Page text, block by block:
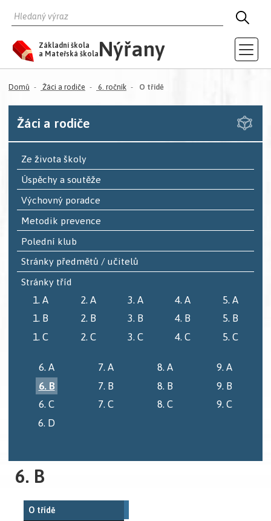
HLEDAT
Základní škola
a Mateřská škola Nýřany
Domů Žáci a rodiče 6. ročník O třídě(aktuální)
Žáci a rodiče
Ze života školy
Úspěchy a soutěže
Výchovný poradce
Metodik prevence
Polední klub
Stránky předmětů / učitelů
Stránky tříd
1. A
1. B
1. C
2. A
2. B
2. C
3. A
3. B
3. C
4. A
4. B
4. C
5. A
5. B
5. C
6. A
6. B
6. C
6. D
7. A
7. B
7. C
8. A
8. B
8. C
9. A
9. B
9. C
6. B
O třídě